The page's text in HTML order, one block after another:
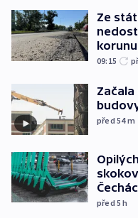
Ze
09:15
před 54m
před 5h